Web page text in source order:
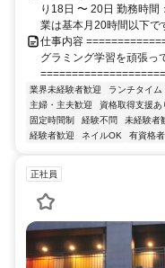
り18日 〜 20日 勤務時
業は基本月20時間以下で
仕事内容
グラミング学習を頑張っ
業界未経験者歓迎 ランチタイム
主婦・主夫歓迎
資格取得支援あ
固定時間制
経験不問 未経験者
経験者歓迎
ネイルOK 有資格
正社員